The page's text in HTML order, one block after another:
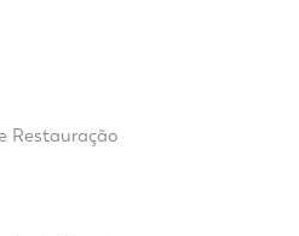
Restauração